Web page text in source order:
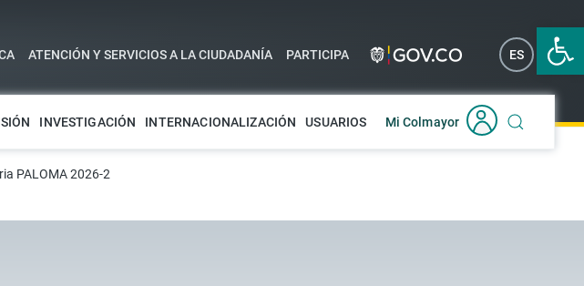
Abrir
ATENCIÓN Y SERVICIOS A LA CIUDADANÍA PARTICIPA ES EN
INVESTIGACIÓN INTERNACIONALIZACIÓN USUARIOS Mi Colmayor
PALOMA 2026-2